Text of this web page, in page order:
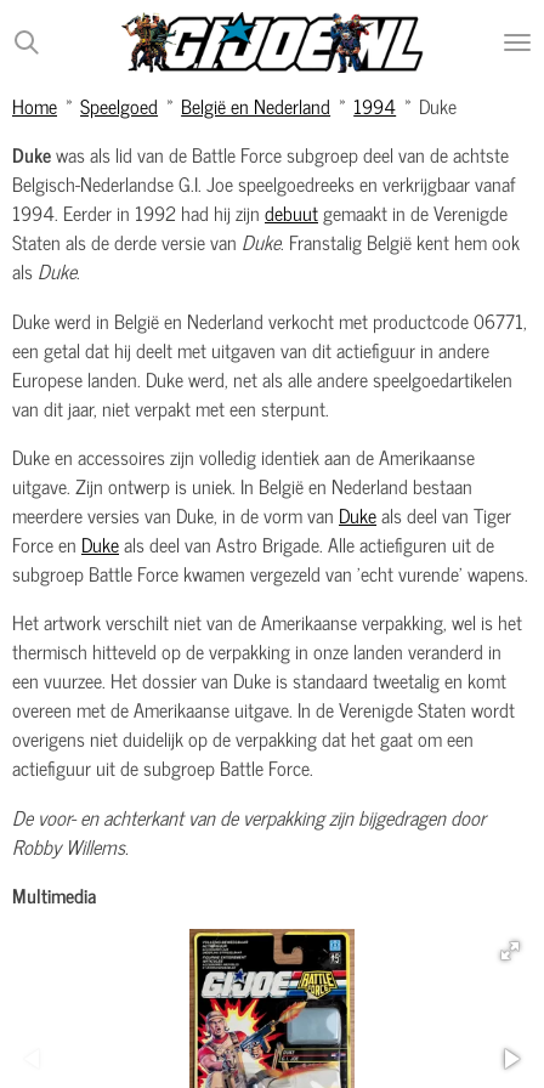
Ga
direct
de
Home » Speelgoed » België en Nederland » 1994 » Duke
Dukewas als lid van de Battle Force subgroep deel van de achtste
Belgisch-Nederlandse G.I. Joe speelgoedreeks en verkrijgbaar vanaf
1994. Eerder in 1992 had hij zijndebuutgemaakt in de Verenigde
Staten als de derde versie van Duke. Franstalig België kent hem ook
alsDuke.
Duke werd in België en Nederland verkocht met productcode 06771,
een getal dat hij deelt met uitgaven van dit actiefiguur in andere
Europese landen. Duke werd, net als alle andere speelgoedartikelen
van dit jaar, niet verpakt met een sterpunt.
Duke en accessoires zijn volledig identiek aan de Amerikaanse
uitgave. Zijn ontwerp is uniek. In België en Nederland bestaan
meerdere versies van Duke, in de vorm van Dukeals deel van Tiger
Force en Dukeals deel van Astro Brigade. Alle actiefiguren uit de
subgroep Battle Force kwamen vergezeld van 'echt vurende' wapens.
Het artwork verschilt niet van de Amerikaanse verpakking, wel is het
thermisch hitteveld op de verpakking in onze landen veranderd in
een vuurzee. Het dossier van Duke is standaard tweetalig en komt
overeen met de Amerikaanse uitgave. In de Verenigde Staten wordt
overigens niet duidelijk op de verpakking dat het gaat om een
actiefiguur uit de subgroep Battle Force.
De voor- en achterkant van de verpakking zijn bijgedragen door
Robby Willems.
Multimedia